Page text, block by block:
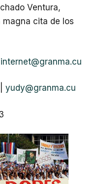
Ventura,
magna cita de los
internet@granma.cu
yudy@granma.cu